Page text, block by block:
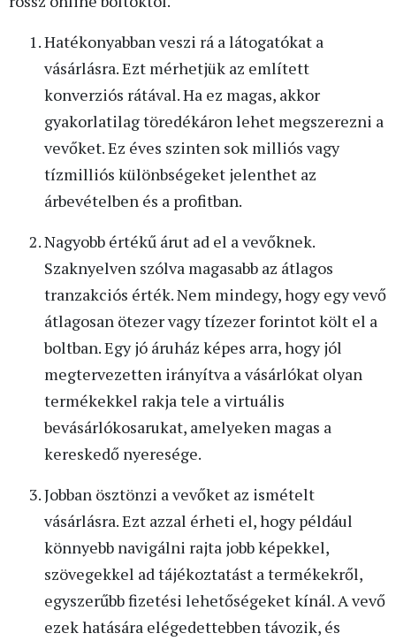
Hatékonyabban veszi rá a látogatókat a
vásárlásra. Ezt mérhetjük az említett
konverziós rátával. Ha ez magas, akkor
gyakorlatilag töredékáron lehet megszerezni a
vevőket. Ez éves szinten sok milliós vagy
tízmilliós különbségeket jelenthet az
árbevételben és a profitban.
Nagyobb értékű árut ad el a vevőknek.
Szaknyelven szólva magasabb az átlagos
tranzakciós érték. Nem mindegy, hogy egy vevő
átlagosan ötezer vagy tízezer forintot költ el a
boltban. Egy jó áruház képes arra, hogy jól
megtervezetten irányítva a vásárlókat olyan
termékekkel rakja tele a virtuális
bevásárlókosarukat, amelyeken magas a
kereskedő nyeresége.
Jobban ösztönzi a vevőket az ismételt
vásárlásra. Ezt azzal érheti el, hogy például
könnyebb navigálni rajta jobb képekkel,
szövegekkel ad tájékoztatást a termékekről,
egyszerűbb fizetési lehetőségeket kínál. A vevő
ezek hatására elégedettebben távozik, és